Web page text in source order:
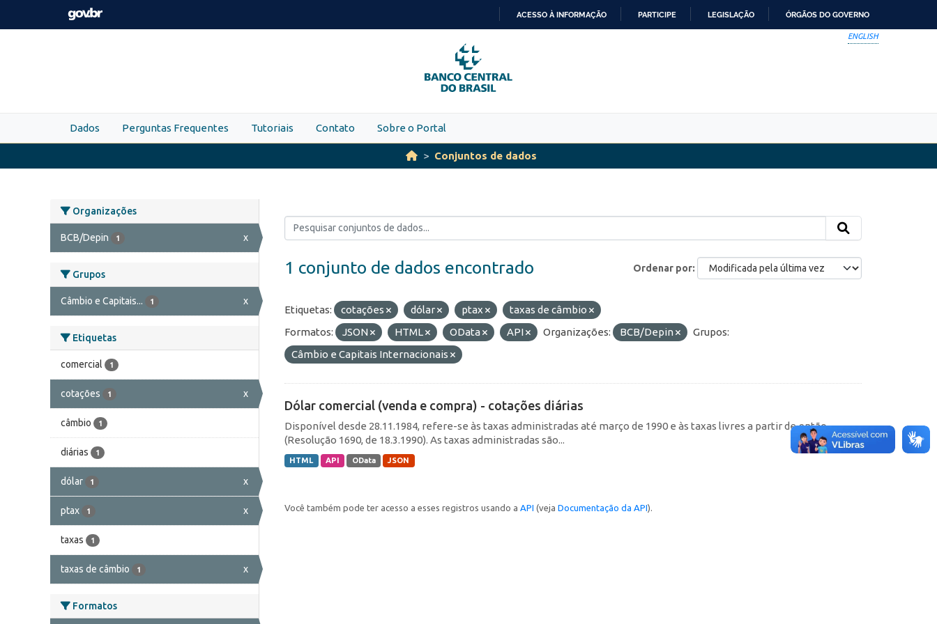
Skip to main content
PARA
O
CONTEÚDO
ACESSO À INFORMAÇÃO PARTICIPE LEGISLAÇÃO ÓRGÃOS DO GOVERNO
ENGLISH
Dados Perguntas Frequentes Tutoriais Contato Sobre o Portal
Conjuntos de dados
Organizações
BCB/Depin 1 x
Grupos
Câmbio e Capitais... 1 x
Etiquetas
comercial 1
cotações 1 x
câmbio 1
diárias 1
dólar 1 x
ptax 1 x
taxas 1
taxas de câmbio 1 x
Formatos
Ordenar por
1 conjunto de dados encontrado
Etiquetas: cotações dólar ptax
taxas de câmbio
Formatos:
JSON HTML OData API Organizações: BCB/Depin
Grupos:
Câmbio e Capitais Internacionais
Dólar comercial (venda e compra) - cotações diárias
Disponível desde 28.11.1984, refere-se às taxas administradas até março de 1990 e às taxas livres a partir de então
(Resolução 1690, de 18.3.1990). As taxas administradas são...
HTML API OData JSON
Você também pode ter acesso a esses registros usando a API (veja Documentação da API).